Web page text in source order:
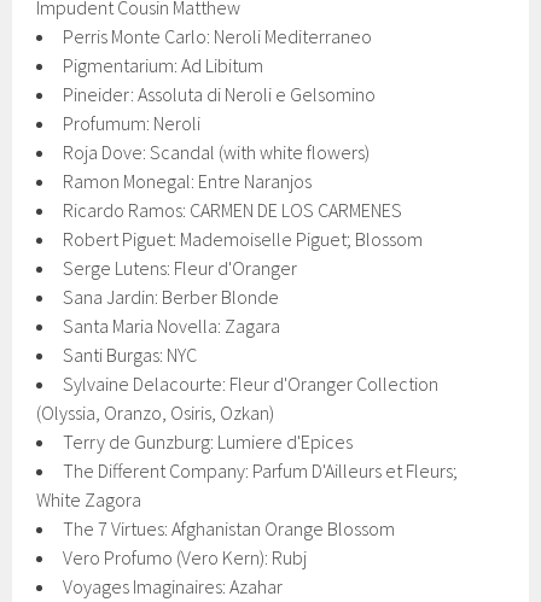
Impudent Cousin Matthew
Perris Monte Carlo: Neroli Mediterraneo
Pigmentarium: Ad Libitum
Pineider: Assoluta di Neroli e Gelsomino
Profumum: Neroli
Roja Dove: Scandal (with white flowers)
Ramon Monegal: Entre Naranjos
Ricardo Ramos: CARMEN DE LOS CARMENES
Robert Piguet: Mademoiselle Piguet; Blossom
Serge Lutens: Fleur d'Oranger
Sana Jardin: Berber Blonde
Santa Maria Novella: Zagara
Santi Burgas: NYC
Sylvaine Delacourte: Fleur d'Oranger Collection
(Olyssia, Oranzo, Osiris, Ozkan)
Terry de Gunzburg: Lumiere d'Epices
The Different Company: Parfum D'Ailleurs et Fleurs;
White Zagora
The 7 Virtues: Afghanistan Orange Blossom
Vero Profumo (Vero Kern): Rubj
Voyages Imaginaires: Azahar